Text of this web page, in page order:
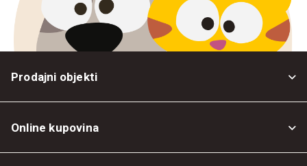
Prodajni objekti
Online kupovina